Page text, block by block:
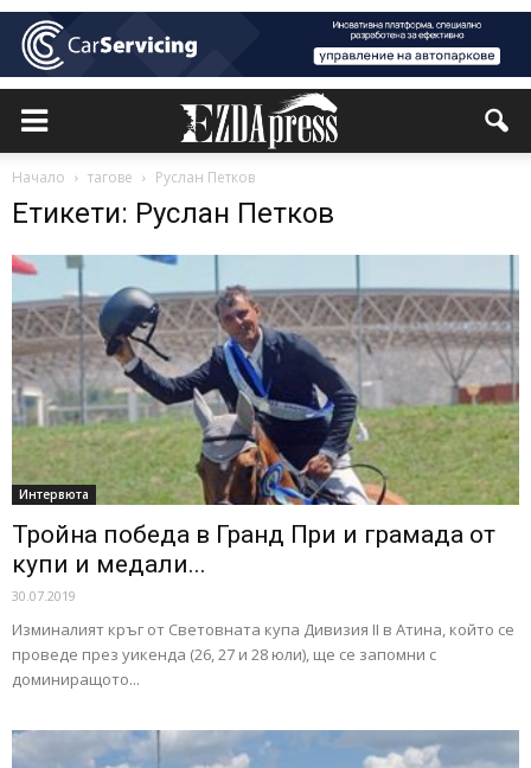
Начало тагове Руслан Петков
Етикети: Руслан Петков
Интервюта
Тройна победа в Гранд При и грамада от
купи и медали...
30.07.2019
Изминалият кръг от Световната купа Дивизия II в Атина, който се
проведе през уикенда (26, 27 и 28 юли), ще се запомни с
доминиращото...